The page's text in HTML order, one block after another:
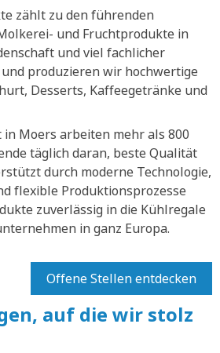
zählt zu den führenden
und Fruchtprodukte in
und viel fachlicher
produzieren wir hochwertige
Desserts, Kaffeegetränke und
Moers arbeiten mehr als 800
täglich daran, beste Qualität
durch moderne Technologie,
flexible Produktionsprozesse
zuverlässig in die Kühlregale
in ganz Europa.
Offene Stellen entdecken
auf die wir stolz